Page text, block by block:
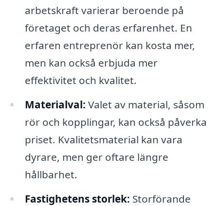
arbetskraft varierar beroende på
företaget och deras erfarenhet. En
erfaren entreprenör kan kosta mer,
men kan också erbjuda mer
effektivitet och kvalitet.
Materialval: Valet av material, såsom
rör och kopplingar, kan också påverka
priset. Kvalitetsmaterial kan vara
dyrare, men ger oftare längre
hållbarhet.
Fastighetens storlek: Storförande